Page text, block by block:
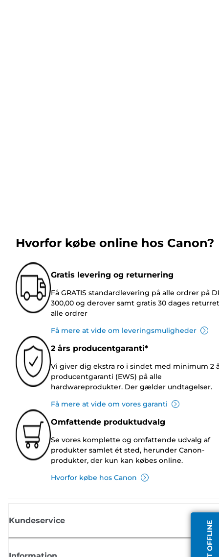
Hvorfor købe online hos Canon?
Gratis levering og returnering
Få GRATIS standardlevering på alle ordrer på
300,00 og derover samt gratis 30 dages
alle ordrer
Få mere at vide om leveringsmuligheder
2 års producentgaranti*
Vi giver dig ekstra ro i sindet med minimum 2
producentgaranti (EWS) på alle
hardwareprodukter. Der gælder undtagelser.
Få mere at vide om vores garanti
Omfattende produktudvalg
Se vores komplette og omfattende udvalg af
produkter samlet ét sted, herunder Canon-
produkter, der kun kan købes online.
Hvorfor købe hos Canon
Kundeservice